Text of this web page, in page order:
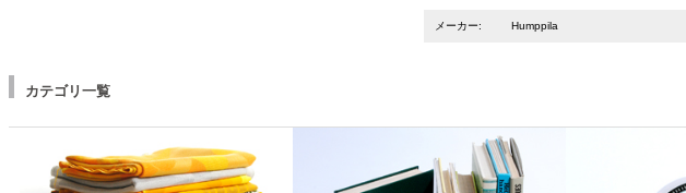
メーカー: Humppila
カテゴリ一覧